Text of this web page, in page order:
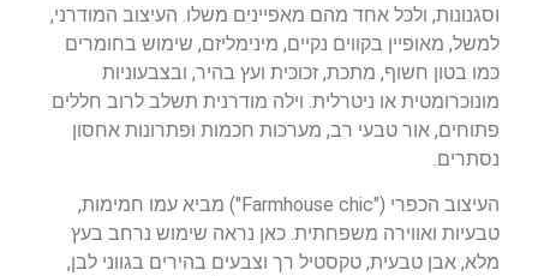
וסגנונות, ולכל אחד מהם מאפיינים משלו. העיצוב המודרני,
למשל, מאופיין בקווים נקיים, מינימליזם, שימוש בחומרים
כמו בטון חשוף, מתכת, זכוכית ועץ בהיר, ובצבעוניות
מונוכרומטית או ניטרלית. וילה מודרנית תשלב לרוב חללים
פתוחים, אור טבעי רב, מערכות חכמות ופתרונות אחסון
נסתרים.
העיצוב הכפרי ("Farmhouse chic") מביא עמו חמימות,
טבעיות ואווירה משפחתית. כאן נראה שימוש נרחב בעץ
מלא, אבן טבעית, טקסטיל רך וצבעים בהירים בגווני לבן,